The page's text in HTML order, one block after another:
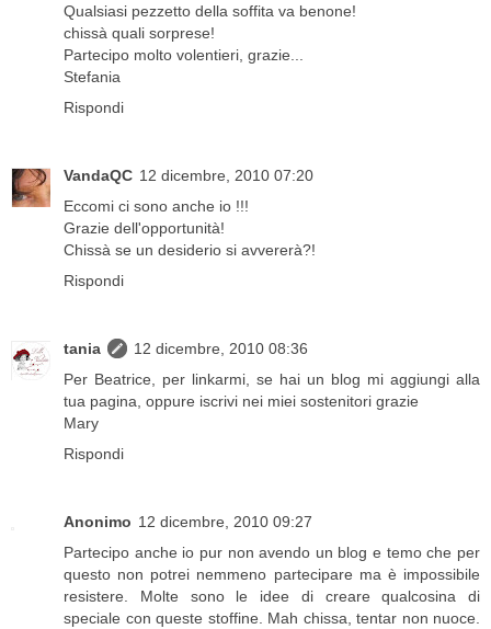
Qualsiasi pezzetto della soffita va benone!
chissà quali sorprese!
Partecipo molto volentieri, grazie...
Stefania
Rispondi
VandaQC 12 dicembre, 2010 07:20
Eccomi ci sono anche io !!!
Grazie dell'opportunità!
Chissà se un desiderio si avvererà?!
Rispondi
tania
12 dicembre, 2010 08:36
Per Beatrice, per linkarmi, se hai un blog mi aggiungi alla
tua pagina, oppure iscrivi nei miei sostenitori grazie
Mary
Rispondi
Anonimo 12 dicembre, 2010 09:27
Partecipo anche io pur non avendo un blog e temo che per
questo non potrei nemmeno partecipare ma è impossibile
resistere. Molte sono le idee di creare qualcosina di
speciale con queste stoffine. Mah chissa, tentar non nuoce.